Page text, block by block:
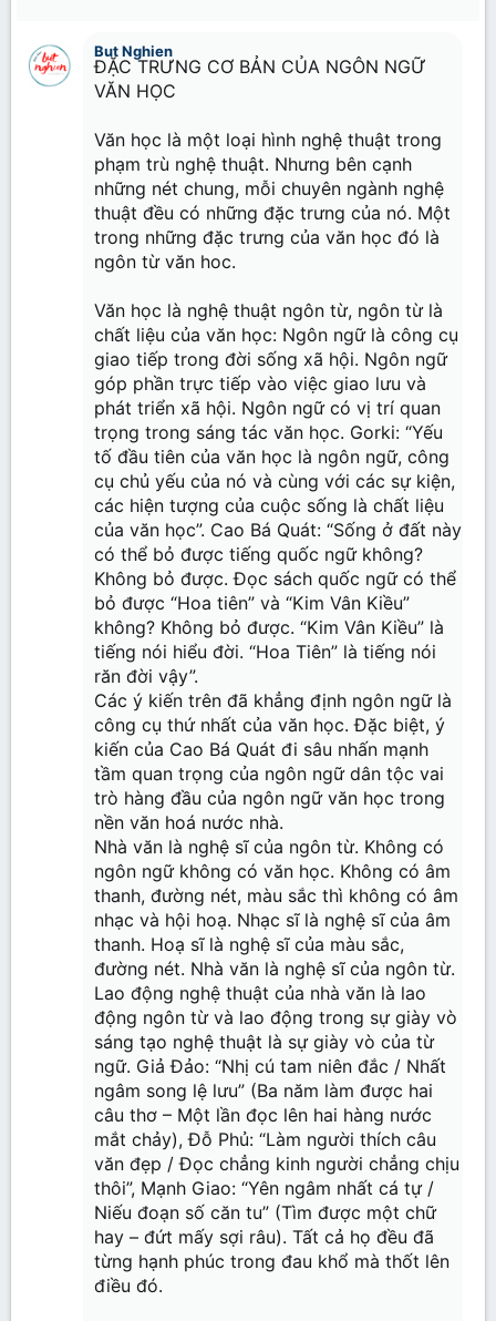
26
Trebuchet MS
But Nghien
ĐẶC TRƯNG CƠ BẢN CỦA NGÔN NGỮ
VĂN HỌC
Văn học là một loại hình nghệ thuật trong
phạm trù nghệ thuật. Nhưng bên cạnh
những nét chung, mỗi chuyên ngành nghệ
thuật đều có những đặc trưng của nó. Một
trong những đặc trưng của văn học đó là
ngôn từ văn hoc.
Văn học là nghệ thuật ngôn từ, ngôn từ là
chất liệu của văn học: Ngôn ngữ là công cụ
giao tiếp trong đời sống xã hội. Ngôn ngữ
góp phần trực tiếp vào việc giao lưu và
phát triển xã hội. Ngôn ngữ có vị trí quan
trọng trong sáng tác văn học. Gorki: “Yếu
tố đầu tiên của văn học là ngôn ngữ, công
cụ chủ yếu của nó và cùng với các sự kiện,
các hiện tượng của cuộc sống là chất liệu
của văn học”. Cao Bá Quát: “Sống ở đất này
có thể bỏ được tiếng quốc ngữ không?
Không bỏ được. Đọc sách quốc ngữ có thể
bỏ được “Hoa tiên” và “Kim Vân Kiều”
không? Không bỏ được. “Kim Vân Kiều” là
tiếng nói hiểu đời. “Hoa Tiên” là tiếng nói
răn đời vậy”.
Các ý kiến trên đã khẳng định ngôn ngữ là
công cụ thứ nhất của văn học. Đặc biệt, ý
kiến của Cao Bá Quát đi sâu nhấn mạnh
tầm quan trọng của ngôn ngữ dân tộc vai
trò hàng đầu của ngôn ngữ văn học trong
nền văn hoá nước nhà.
Nhà văn là nghệ sĩ của ngôn từ. Không có
ngôn ngữ không có văn học. Không có âm
thanh, đường nét, màu sắc thì không có âm
nhạc và hội hoạ. Nhạc sĩ là nghệ sĩ của âm
thanh. Hoạ sĩ là nghệ sĩ của màu sắc,
đường nét. Nhà văn là nghệ sĩ của ngôn từ.
Lao động nghệ thuật của nhà văn là lao
động ngôn từ và lao động trong sự giày vò
sáng tạo nghệ thuật là sự giày vò của từ
ngữ. Giả Đảo: “Nhị cú tam niên đắc / Nhất
ngâm song lệ lưu” (Ba năm làm được hai
câu thơ – Một lần đọc lên hai hàng nước
mắt chảy), Đỗ Phủ: “Làm người thích câu
văn đẹp / Đọc chẳng kinh người chẳng chịu
thôi”, Mạnh Giao: “Yên ngâm nhất cá tự /
Niếu đoạn số căn tu” (Tìm được một chữ
hay – đứt mấy sợi râu). Tất cả họ đều đã
từng hạnh phúc trong đau khổ mà thốt lên
điều đó.